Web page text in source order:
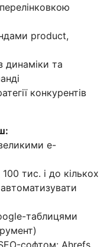
product,
динаміки та
конкурентів
e-
тис. і до кількох
таблицями
софтом: Ahrefs,